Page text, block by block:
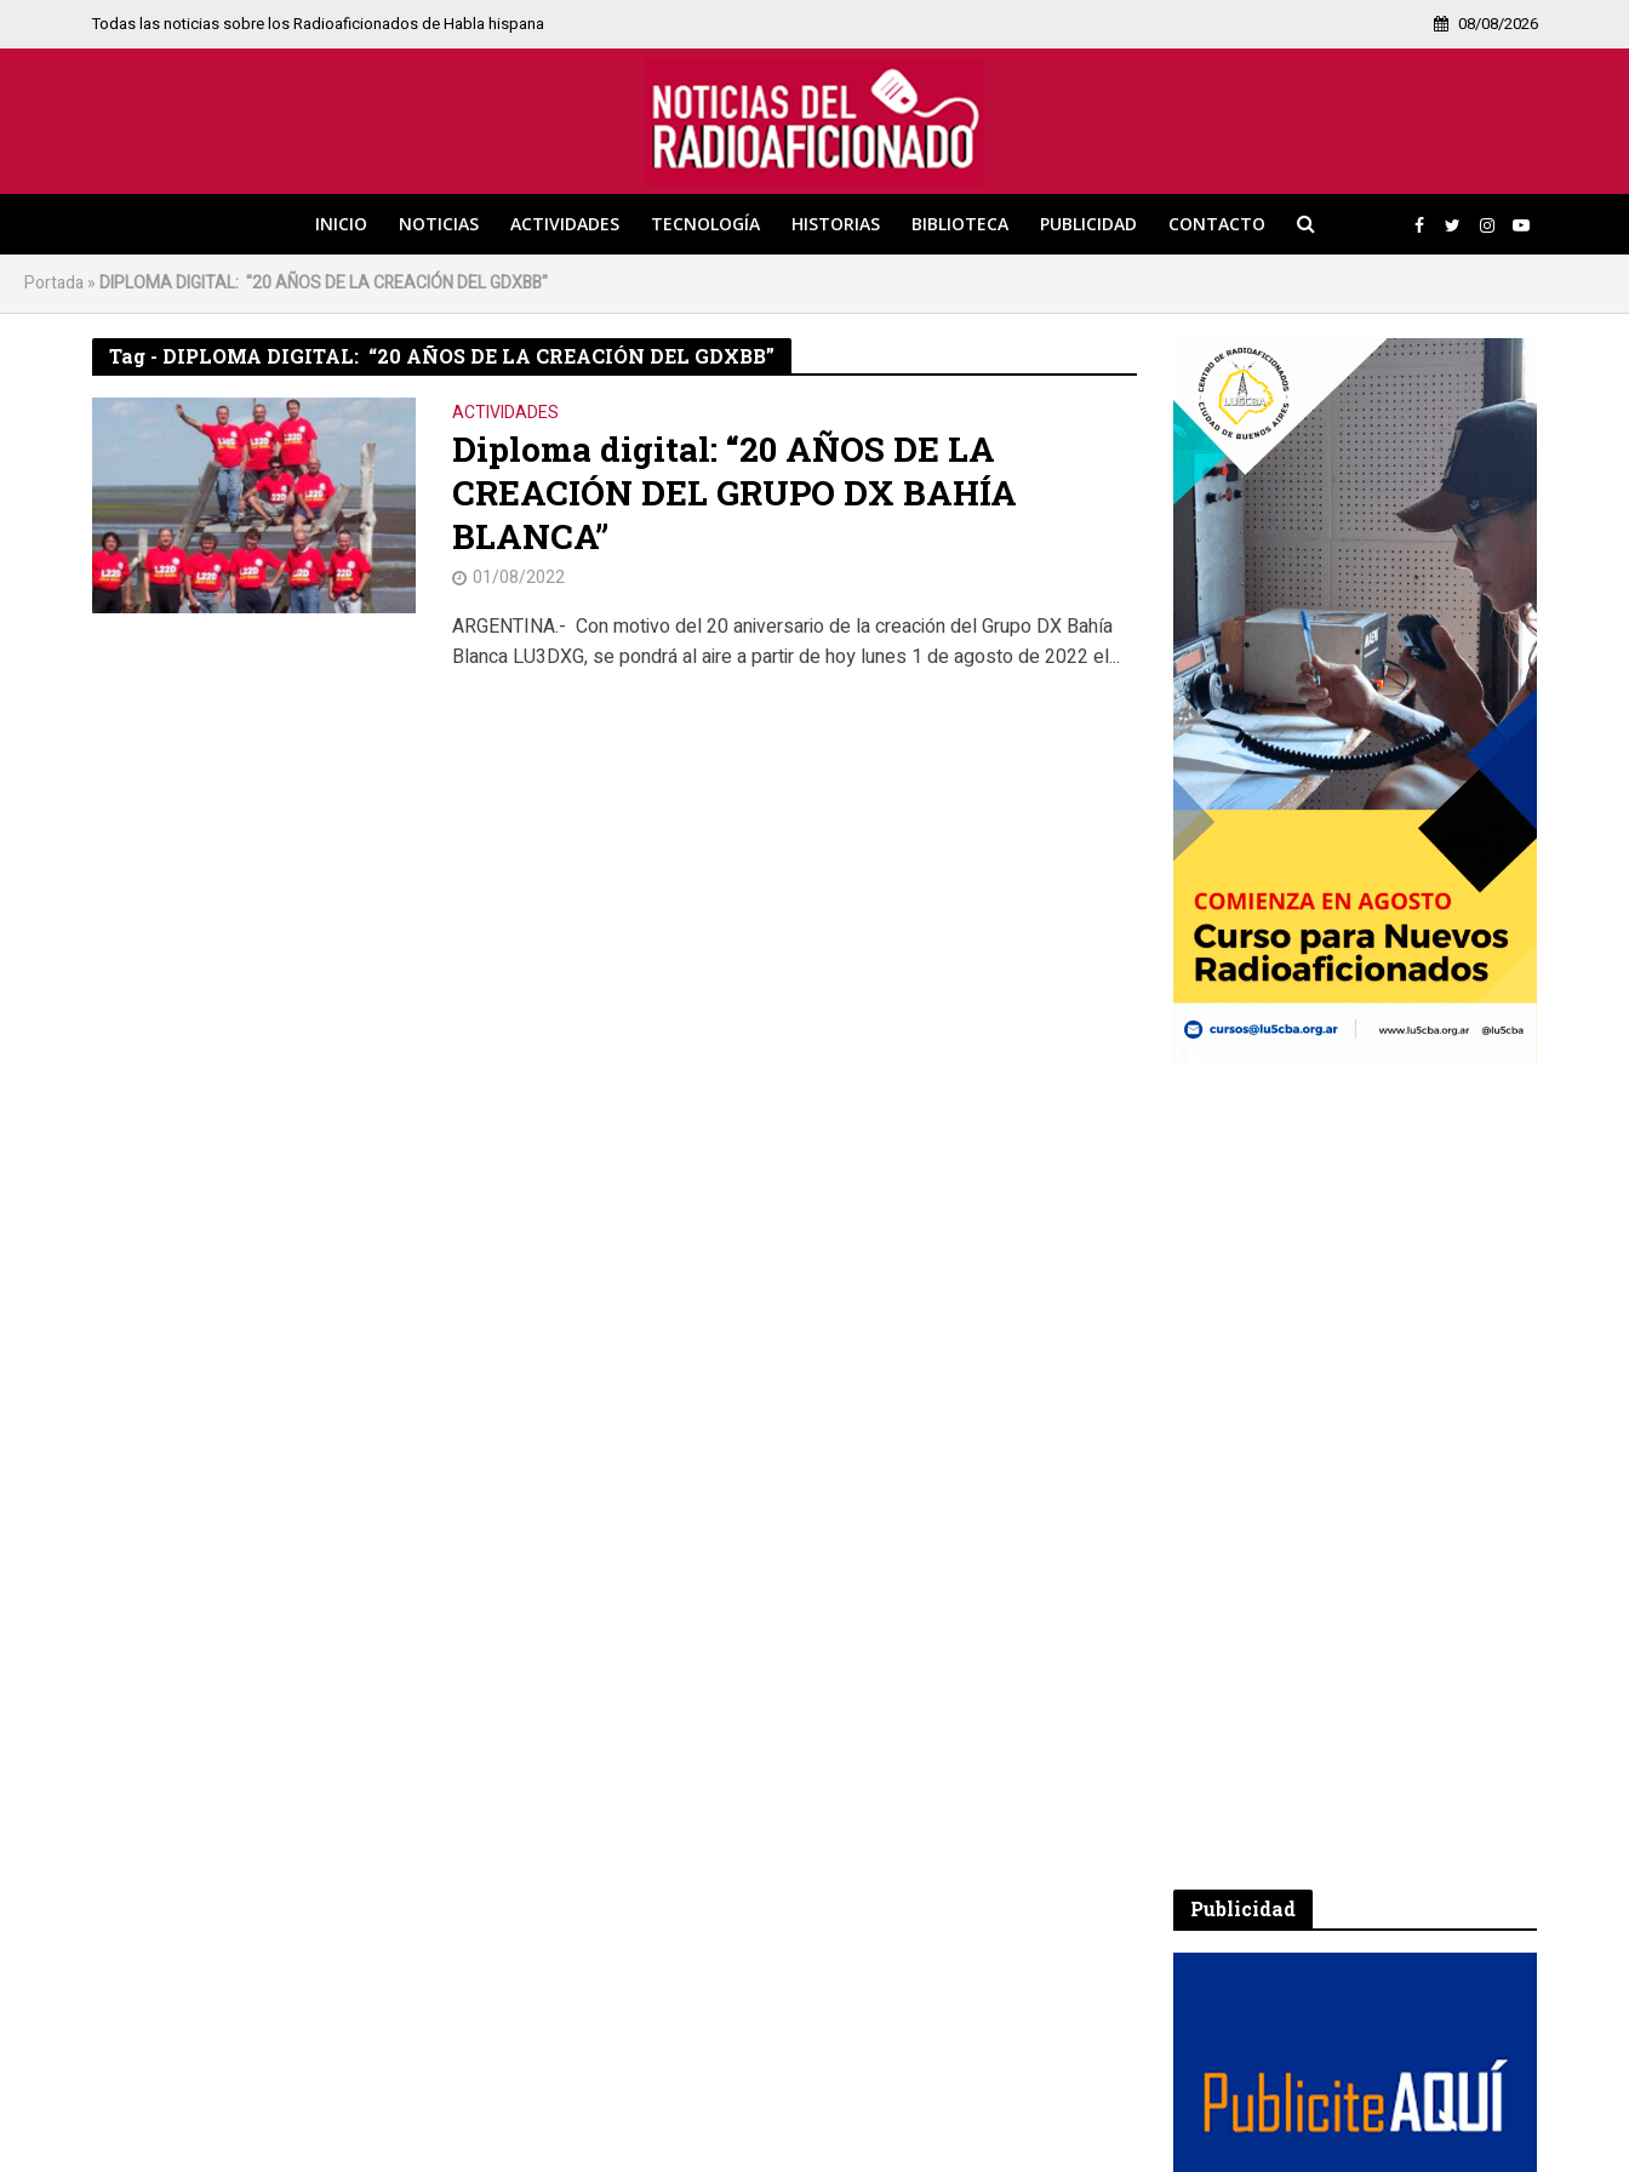
Todas las noticias sobre los Radioaficionados de Habla hispana 08/08/2026
INICIO NOTICIAS ACTIVIDADES TECNOLOGÍA HISTORIAS BIBLIOTECA PUBLICIDAD CONTACTO
Portada » DIPLOMA DIGITAL: "20 AÑOS DE LA CREACIÓN DEL GDXBB"
Tag - DIPLOMA DIGITAL: “20 AÑOS DE LA CREACIÓN DEL GDXBB”
ACTIVIDADES
Diploma digital: “20 AÑOS DE LA
CREACIÓN DEL GRUPO DX BAHÍA
BLANCA”
01/08/2022
ARGENTINA.- Con motivo del 20 aniversario de la creación del Grupo DX Bahía
Blanca LU3DXG, se pondrá al aire a partir de hoy lunes 1 de agosto de 2022 el...
Publicidad